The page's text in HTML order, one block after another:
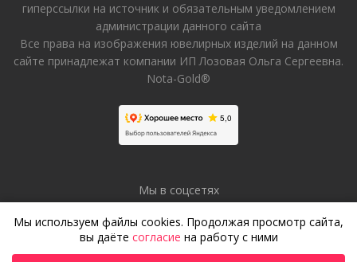
гиперссылки на источник и обязательным уведомлением
администрации данного сайта
Все права на изображения ювелирных изделий на данном
сайте принадлежат компании ИП Лозовая Ольга Сергеевна.
Nota-Gold®
Мы в соцсетях
Мы используем файлы cookies. Продолжая просмотр сайта,
вы даёте согласие на работу с ними